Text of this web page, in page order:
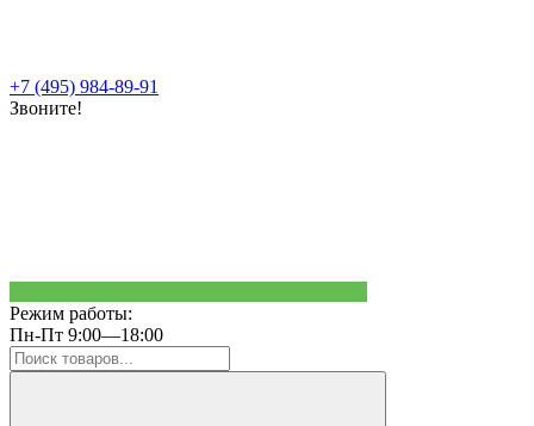
+7 (495) 984-89-91
Звоните!
Режим работы:
Пн-Пт 9:00—18:00